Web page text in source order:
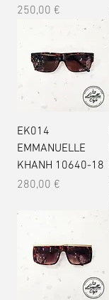
Prix
250,00 €
EK014
EMMANUELLE
KHANH 10640-18
Prix
280,00 €